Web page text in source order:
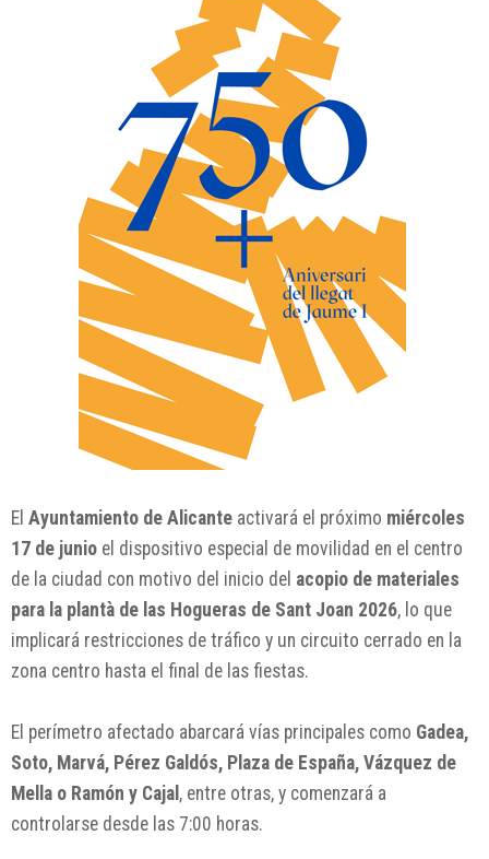
El Ayuntamiento de Alicante activará el próximo miércoles
17 de junio el dispositivo especial de movilidad en el centro
de la ciudad con motivo del inicio del acopio de materiales
para la plantà de las Hogueras de Sant Joan 2026, lo que
implicará restricciones de tráfico y un circuito cerrado en la
zona centro hasta el final de las fiestas.
El perímetro afectado abarcará vías principales como Gadea,
Soto, Marvá, Pérez Galdós, Plaza de España, Vázquez de
Mella o Ramón y Cajal , entre otras, y comenzará a
controlarse desde las 7:00 horas.